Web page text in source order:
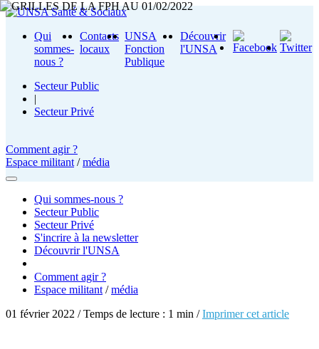
Qui
sommes-
nous ?
Contacts
locaux
UNSA
Fonction
Publique
Découvrir
l'UNSA
Secteur Public
|
Secteur Privé
Comment agir ?
Espace militant /média
Qui sommes-nous ?
Secteur Public
Secteur Privé
S'incrire à la newsletter
Découvrir l'UNSA
Comment agir ?
Espace militant /média
01 février 2022 / Temps de lecture : 1 min /Imprimer cet article